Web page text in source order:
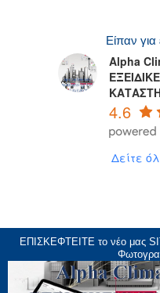
Είπαν
Alpha
4.6
Δείτε
ΕΠΙΣΚΕΦΤΕΙΤΕ το νέο μας